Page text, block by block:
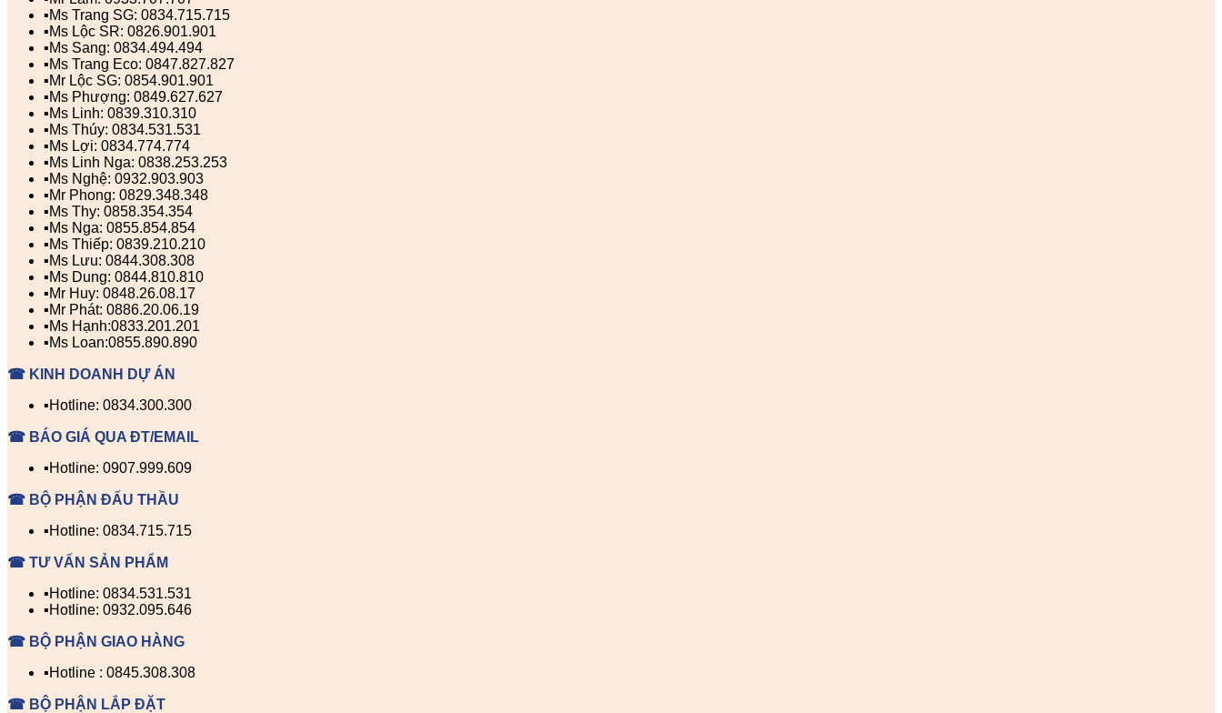
▪️Ms Trang SG: 0834.715.715
▪️Ms Lộc SR: 0826.901.901
▪️Ms Sang: 0834.494.494
▪️Ms Trang Eco: 0847.827.827
▪️Mr Lộc SG: 0854.901.901
▪️Ms Phượng: 0849.627.627
▪️Ms Linh: 0839.310.310
▪️Ms Thúy: 0834.531.531
▪️Ms Lợi: 0834.774.774
▪️Ms Linh Nga: 0838.253.253
▪️Ms Nghệ: 0932.903.903
▪️Mr Phong: 0829.348.348
▪️Ms Thy: 0858.354.354
▪️Ms Nga: 0855.854.854
▪️Ms Thiếp: 0839.210.210
▪️Ms Lưu: 0844.308.308
▪️Ms Dung: 0844.810.810
▪️Mr Huy: 0848.26.08.17
▪️Mr Phát: 0886.20.06.19
▪️Ms Hạnh:0833.201.201
▪️Ms Loan:0855.890.890
☎ KINH DOANH DỰ ÁN
▪️Hotline: 0834.300.300
☎ BÁO GIÁ QUA ĐT/EMAIL
▪️Hotline: 0907.999.609
☎ BỘ PHẬN ĐẤU THẦU
▪️Hotline: 0834.715.715
☎ TƯ VẤN SẢN PHẨM
▪️Hotline: 0834.531.531
▪️Hotline: 0932.095.646
☎ BỘ PHẬN GIAO HÀNG
▪️Hotline : 0845.308.308
☎ BỘ PHẬN LẮP ĐẶT